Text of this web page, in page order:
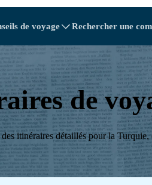
de voyage Rechercher une
A - E
Autriche
Cambodge
Croatie
Équateur
A - E
Chine
de
itinéraires détaillés pour la